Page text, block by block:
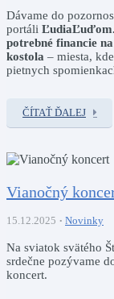
Dávame do
portáli
potrebné financie
kostola – miesta,
pietnych
ČÍTAŤ ĎALEJ
Vianočný
15.12.2025 Novinky
Na sviatok svätého
srdečne pozývame
koncert.